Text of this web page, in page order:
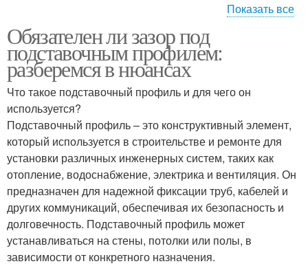
Зазор на прочность
Конструкции с
подставочным
профилем
Профиль по
индивидуальным
размерам
Показать все
Обязателен ли зазор под
подставочным профилем:
разберемся в нюансах
Что такое подставочный профиль и для чего он
используется?
Подставочный профиль – это конструктивный элемент,
который используется в строительстве и ремонте для
установки различных инженерных систем, таких как
отопление, водоснабжение, электрика и вентиляция. Он
предназначен для надежной фиксации труб, кабелей и
других коммуникаций, обеспечивая их безопасность и
долговечность. Подставочный профиль может
устанавливаться на стены, потолки или полы, в
зависимости от конкретного назначения.